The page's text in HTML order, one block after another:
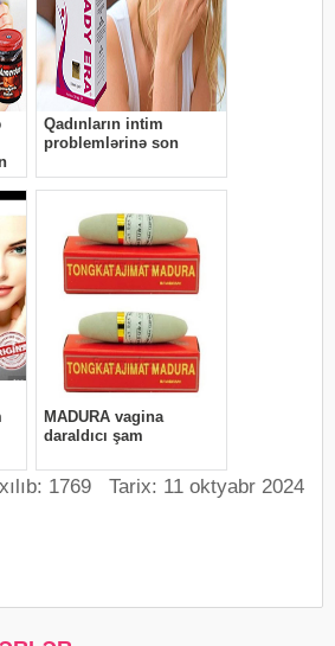
1769 Tarix: 11 oktyabr 2024